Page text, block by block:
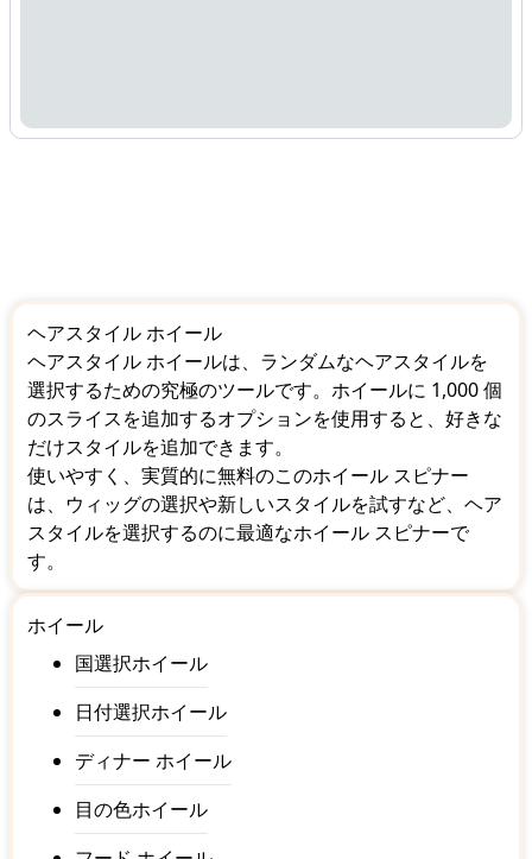
ヘアスタイル ホイール
ヘアスタイル ホイールは、ランダムなヘアスタイルを
選択するための究極のツールです。ホイールに 1,000 個
のスライスを追加するオプションを使用すると、好きな
だけスタイルを追加できます。
使いやすく、実質的に無料のこのホイール スピナー
は、ウィッグの選択や新しいスタイルを試すなど、ヘア
スタイルを選択するのに最適なホイール スピナーで
す。
ホイール
国選択ホイール
日付選択ホイール
ディナー ホイール
目の色ホイール